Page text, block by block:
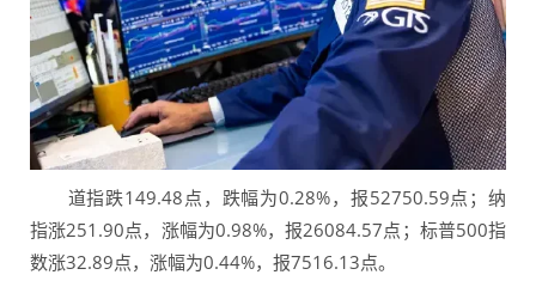
道指跌149.48点，跌幅为0.28%，报52750.59点；纳
指涨251.90点，涨幅为0.98%，报26084.57点；标普500指
数涨32.89点，涨幅为0.44%，报7516.13点。